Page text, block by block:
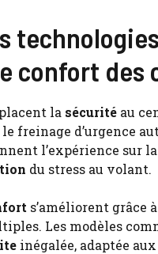
confort des
la sécurité au
freinage d’urgence
l’expérience sur
du stress au volant.
s’améliorent grâce
Les modèles
inégalée, adaptée